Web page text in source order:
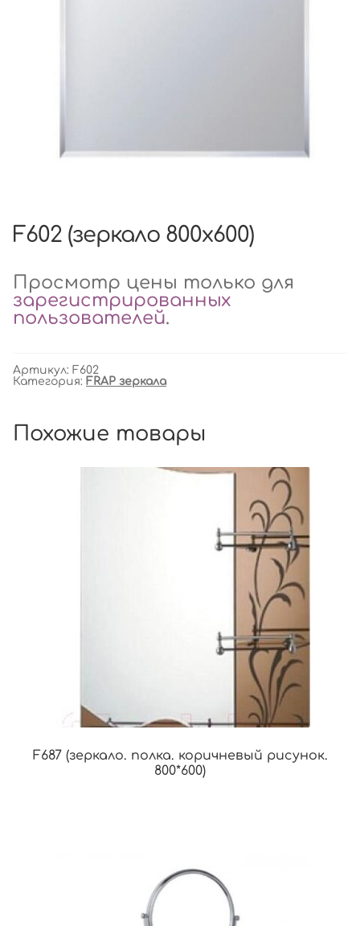
F602 (зеркало 800х600)
Просмотр цены только для
зарегистрированных
пользователей.
Артикул: F602
Категория: FRAP зеркала
Похожие товары
F687 (зеркало. полка. коричневый рисунок.
800*600)